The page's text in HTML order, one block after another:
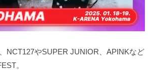
NCT127やSUPER JUNIOR、APINKなど
。